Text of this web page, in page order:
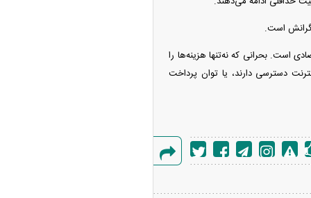
است.
است. بحرانی که نه‌تنها هزینه‌ها را
دسترسی دارند، یا توان پرداخت
گزارش